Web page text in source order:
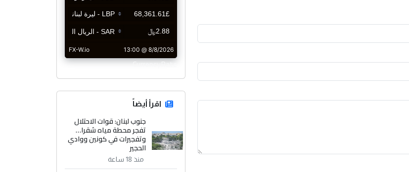
CurrencyRate
اقرأ أيضاً
جنوب لبنان: قوات الاحتلال
تفجر محطة مياه شقرا…
وتفجيرات في كونين ووادي
الحجير
منذ 18 ساعة